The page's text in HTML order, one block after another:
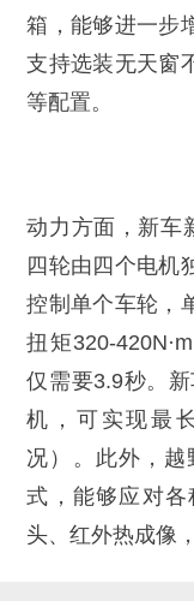
箱，能够进一步
支持选装无天窗
等配置。
动力方面，新车
四轮由四个电机
控制单个车轮，
扭矩320-
仅需要3.9秒。
机，可实现最
况）。此外，越
式，能够应对
头、红外热成像